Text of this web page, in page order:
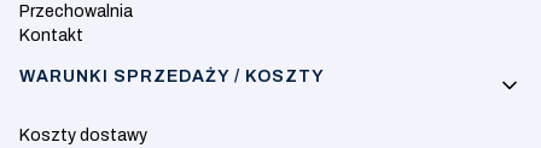
Przechowalnia
Kontakt
WARUNKI SPRZEDAŻY / KOSZTY
Koszty dostawy